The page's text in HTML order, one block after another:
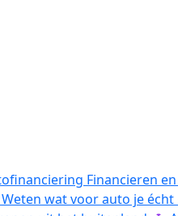
Financieren
Weten wat voor auto je